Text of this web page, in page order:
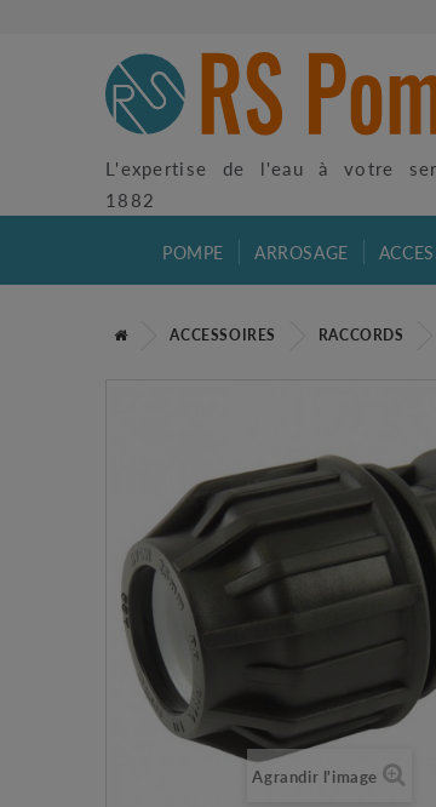
L'expertise de l'eau à votre
1882
POMPE ARROSAGE
ACCESSOIRES RACCORDS
Agrandir l'image